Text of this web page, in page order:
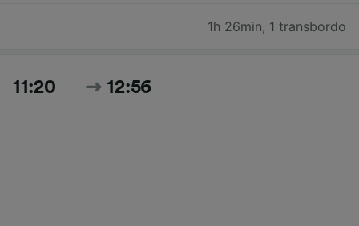
1h 26min, 1 transbordo
11:20 12:56